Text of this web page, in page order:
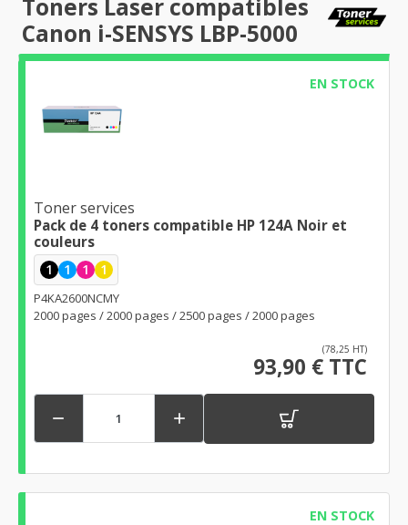
Toners Laser compatibles
Canon i-SENSYS LBP-5000
EN STOCK
Toner services
Pack de 4 toners compatible HP 124A Noir et
couleurs
1 1 1 1
P4KA2600NCMY
2000 pages / 2000 pages / 2500 pages / 2000 pages
(78,25 HT)
93,90 € TTC
 
EN STOCK